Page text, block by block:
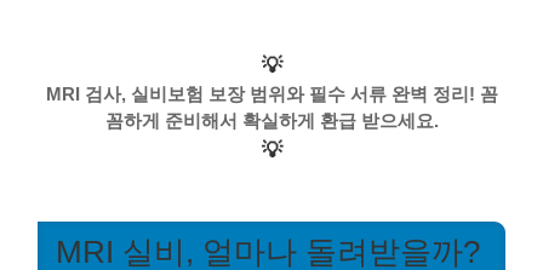
💡
MRI 검사, 실비보험 보장 범위와 필수 서류 완벽 정리! 꼼
꼼하게 준비해서 확실하게 환급 받으세요.
💡
MRI 실비, 얼마나 돌려받을까?